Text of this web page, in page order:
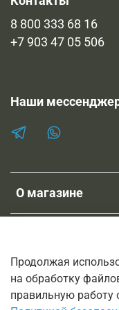
О магазине
8 800 333 68 16
+7 903 47 05 506
Наши
ТМ SHOPNEBOLEL
© 2011-2026
Продолжая
на обработку
правильную работу